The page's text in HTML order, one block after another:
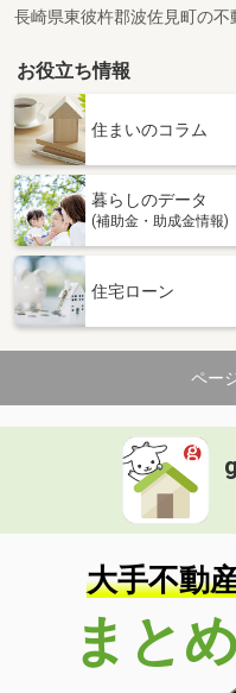
長崎県東彼杵郡波佐見町の不
お役立ち情報
住まいのコラム
暮らしのデータ
(補助金・助成金情報)
住宅ローン
ペー
大手不動
まと